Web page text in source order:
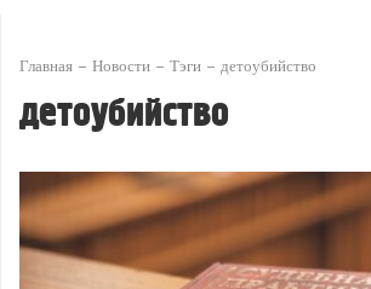
Главная Новости Тэги детоубийство
детоубийство